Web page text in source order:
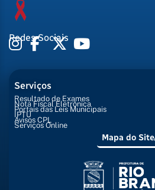
Redes Sociais
Serviços
Resultado de Exames
Nota Fiscal Eletrônica
Portais das Leis Municipais
IPTU
Avisos CPL
Serviços Online
Mapa do Site